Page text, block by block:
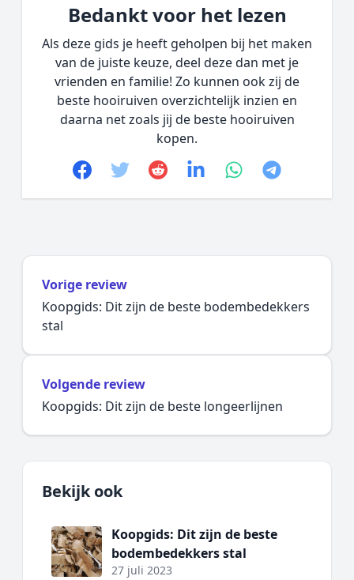
Bedankt voor het lezen
Als deze gids je heeft geholpen bij het maken
van de juiste keuze, deel deze dan met je
vrienden en familie! Zo kunnen ook zij de
beste hooiruiven overzichtelijk inzien en
daarna net zoals jij de beste hooiruiven
kopen.
Facebook
TwitterRedditlinkedinwhatsapp
telegram
Vorige review
Koopgids: Dit zijn de beste bodembedekkers
stal
Volgende review
Koopgids: Dit zijn de beste longeerlijnen
Bekijk ook
Koopgids: Dit zijn de beste
bodembedekkers stal
27 juli 2023